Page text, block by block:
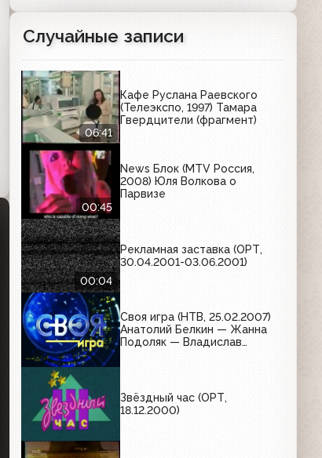
Случайные записи
06:41
Кафе Руслана Раевского
(Телеэкспо, 1997) Тамара
Гвердцители (фрагмент)
00:45
News Блок (MTV Россия,
2008) Юля Волкова о
Парвизе
00:04
Рекламная заставка (ОРТ,
30.04.2001-03.06.2001)
Своя игра (НТВ, 25.02.2007)
Анатолий Белкин — Жанна
Подоляк — Владислав
Звёздный час (ОРТ,
18.12.2000)